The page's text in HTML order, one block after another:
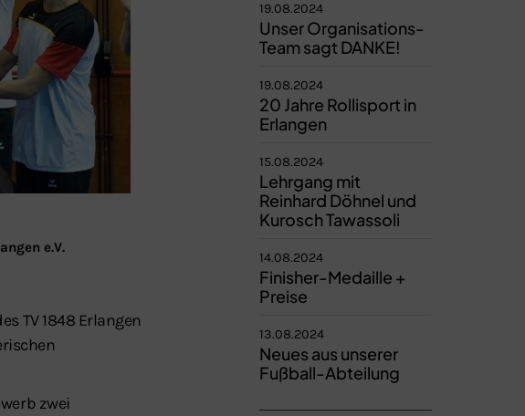
e.V.
TV 1848 Erlangen
zwei
19.08.2024
Unser Organisations-
Team sagt DANKE!
19.08.2024
20 Jahre Rollisport in
Erlangen
15.08.2024
Lehrgang mit
Reinhard Döhnel und
Kurosch Tawassoli
14.08.2024
Finisher-Medaille +
Preise
13.08.2024
Neues aus unserer
Fußball-Abteilung